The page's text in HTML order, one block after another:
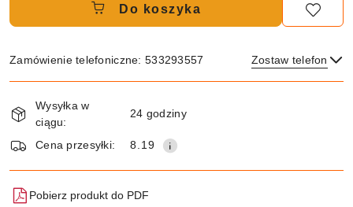
Do koszyka
Zamówienie telefoniczne: 533293557 Zostaw telefon
i
dostawa
Wysyłka w
ciągu:
24 godziny
Cena przesyłki: 8.19
Pobierz produkt do PDF